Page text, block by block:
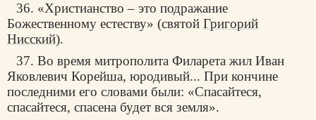
36. «Христианство – это подражание
Божественному естеству» (святой Григорий
Нисский).
37. Во время митрополита Филарета жил Иван
Яковлевич Корейша, юродивый... При кончине
последними его словами были: «Спасайтеся,
спасайтеся, спасена будет вся земля».